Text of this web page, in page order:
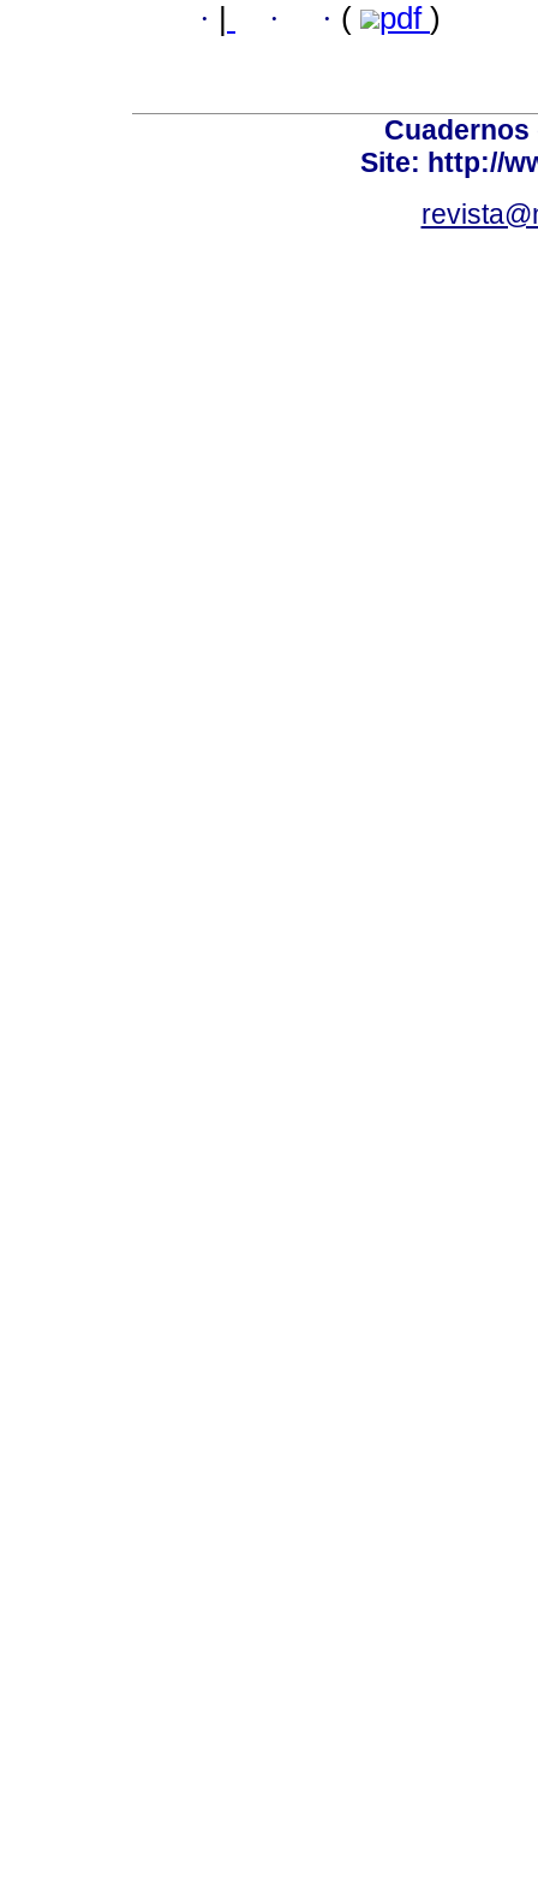
· · · ( pdf )
Site: http://